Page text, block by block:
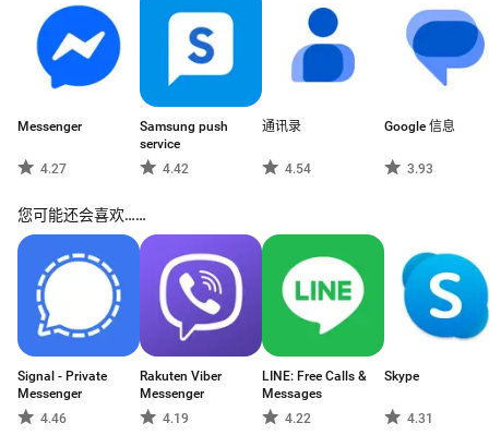
了解有关私密收发 WhatsApp 消息的更多信息：
https://www.whatsapp.com/privacy
详细了解 WhatsApp 安全：https://www.whatsapp.com/security
Messenger
4.27
Samsung push
service
4.42
通讯录
4.54
Google 信息
3.93
您可能还会喜欢……
Signal - Private
Messenger
4.46
Rakuten Viber
Messenger
4.19
LINE: Free Calls &
Messages
4.22
Skype
4.31